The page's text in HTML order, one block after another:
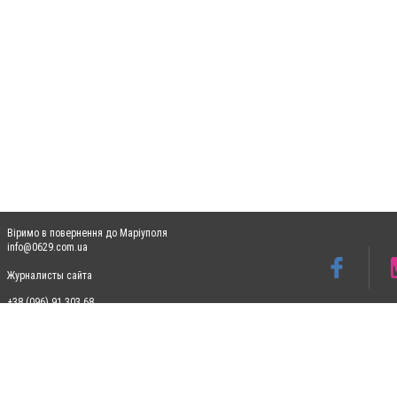
Віримо в повернення до Маріуполя
info@0629.com.ua
Журналисты сайта
+38 (096) 91 303 68